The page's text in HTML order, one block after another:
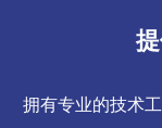
拥有专业的技术